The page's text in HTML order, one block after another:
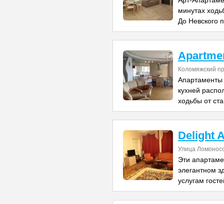
минутах
До Невского
Коломяжский
кухней
ходьбы от
Delight
Улица
Эти
элегантном
услугам